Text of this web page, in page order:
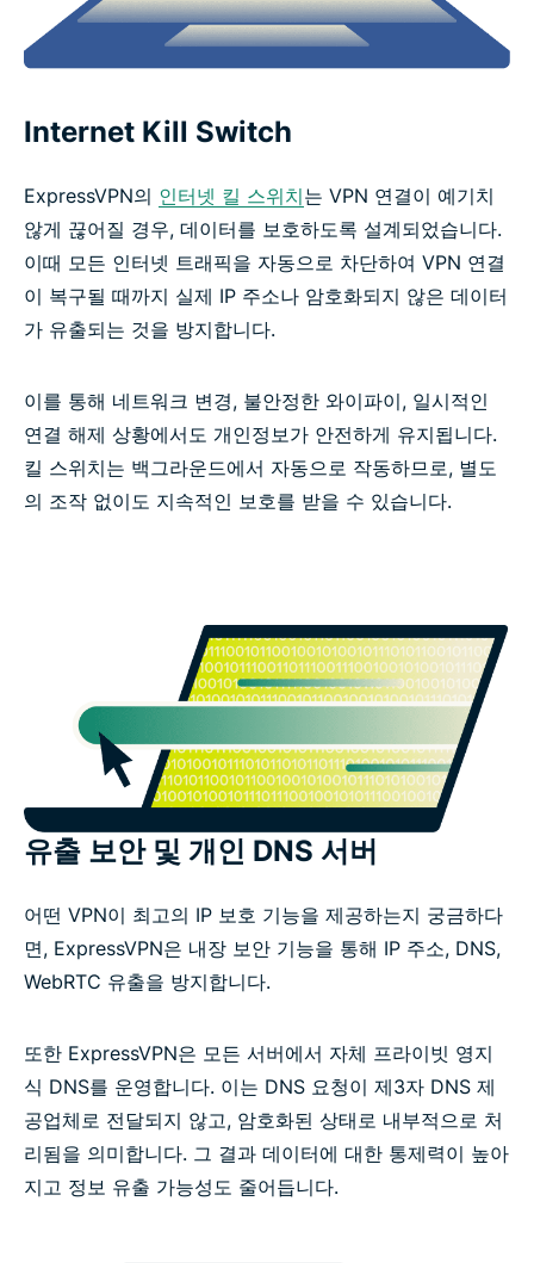
Internet Kill Switch
ExpressVPN의 인터넷 킬 스위치는 VPN 연결이 예기치
않게 끊어질 경우, 데이터를 보호하도록 설계되었습니다.
이때 모든 인터넷 트래픽을 자동으로 차단하여 VPN 연결
이 복구될 때까지 실제 IP 주소나 암호화되지 않은 데이터
가 유출되는 것을 방지합니다.
이를 통해 네트워크 변경, 불안정한 와이파이, 일시적인
연결 해제 상황에서도 개인정보가 안전하게 유지됩니다.
킬 스위치는 백그라운드에서 자동으로 작동하므로, 별도
의 조작 없이도 지속적인 보호를 받을 수 있습니다.
유출 보안 및 개인 DNS 서버
어떤 VPN이 최고의 IP 보호 기능을 제공하는지 궁금하다
면, ExpressVPN은 내장 보안 기능을 통해 IP 주소, DNS,
WebRTC 유출을 방지합니다.
또한 ExpressVPN은 모든 서버에서 자체 프라이빗 영지
식 DNS를 운영합니다. 이는 DNS 요청이 제3자 DNS 제
공업체로 전달되지 않고, 암호화된 상태로 내부적으로 처
리됨을 의미합니다. 그 결과 데이터에 대한 통제력이 높아
지고 정보 유출 가능성도 줄어듭니다.